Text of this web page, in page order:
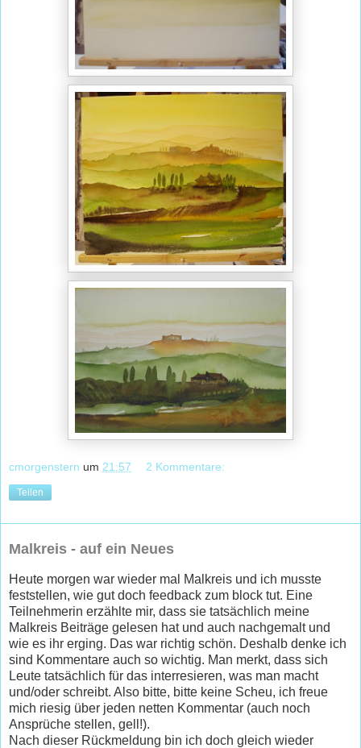
cmorgenstern um 21:57 2 Kommentare:
Teilen
Malkreis - auf ein Neues
Heute morgen war wieder mal Malkreis und ich musste
feststellen, wie gut doch feedback zum block tut. Eine
Teilnehmerin erzählte mir, dass sie tatsächlich meine
Malkreis Beiträge gelesen hat und auch nachgemalt und
wie es ihr erging. Das war richtig schön. Deshalb denke ich
sind Kommentare auch so wichtig. Man merkt, dass sich
Leute tatsächlich für das interresieren, was man macht
und/oder schreibt. Also bitte, bitte keine Scheu, ich freue
mich riesig über jeden netten Kommentar (auch noch
Ansprüche stellen, gell!).
Nach dieser Rückmeldung bin ich doch gleich wieder